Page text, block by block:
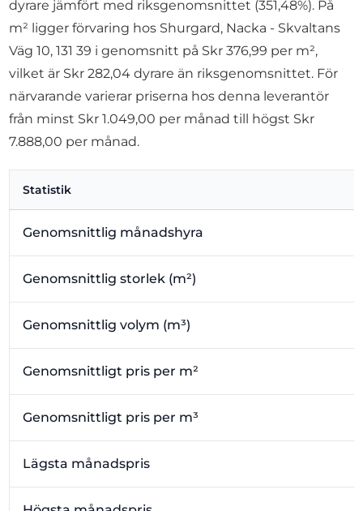
dyrare jämfört med riksgenomsnittet (351,48%). På
m² ligger förvaring hos Shurgard, Nacka - Skvaltans
Väg 10, 131 39 i genomsnitt på Skr 376,99 per m²,
vilket är Skr 282,04 dyrare än riksgenomsnittet. För
närvarande varierar priserna hos denna leverantör
från minst Skr 1.049,00 per månad till högst Skr
7.888,00 per månad.
Statistik
Genomsnittlig månadshyra
Genomsnittlig storlek (m²)
Genomsnittlig volym (m³)
Genomsnittligt pris per m²
Genomsnittligt pris per m³
Lägsta månadspris